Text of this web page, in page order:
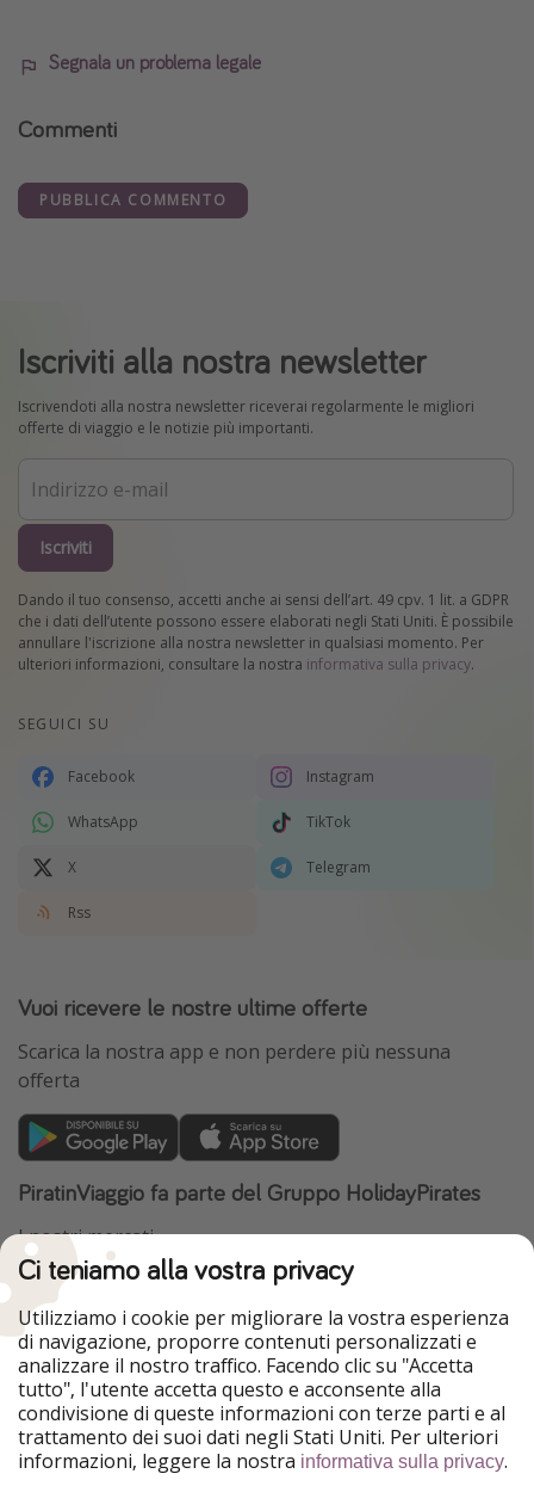
Segnala un problema legale
Commenti
PUBBLICA COMMENTO
Iscriviti alla nostra newsletter
Iscrivendoti alla nostra newsletter riceverai regolarmente le migliori
offerte di viaggio e le notizie più importanti.
Iscriviti
Dando il tuo consenso, accetti anche ai sensi dell’art. 49 cpv. 1 lit. a GDPR
che i dati dell’utente possono essere elaborati negli Stati Uniti. È possibile
annullare l'iscrizione alla nostra newsletter in qualsiasi momento. Per
ulteriori informazioni, consultare la nostra informativa sulla privacy.
SEGUICI SU
Facebook Instagram
WhatsApp TikTok
X Telegram
Rss
Vuoi ricevere le nostre ultime offerte
Scarica la nostra app e non perdere più nessuna
offerta
PiratinViaggio fa parte del Gruppo HolidayPirates
I nostri mercati
HolidayPirates
VakantiePiraten
WakacyjniPiraci
Ferienpiraten
Urlaubspiraten
Urlaubspiraten
ViajerosPiratas
TravelPirates
Il nostro gruppo
HolidayPirates Group
Ci teniamo alla vostra privacy
Utilizziamo i cookie per migliorare la vostra esperienza
di navigazione, proporre contenuti personalizzati e
analizzare il nostro traffico. Facendo clic su "Accetta
tutto", l'utente accetta questo e acconsente alla
condivisione di queste informazioni con terze parti e al
trattamento dei suoi dati negli Stati Uniti. Per ulteriori
informazioni, leggere la nostra informativa sulla privacy.